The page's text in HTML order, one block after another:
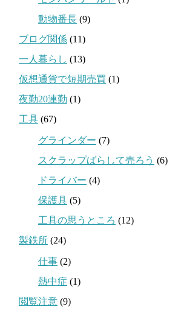
動物番長 (9)
ブログ関係 (11)
一人暮らし (13)
仮想通貨で短期売買 (1)
夜勤20連勤 (1)
工具 (67)
グラインダー (7)
スクラップばらして売ろう (6)
ドライバー (4)
保護具 (5)
工具の思うところ (12)
製鉄所 (24)
仕事 (2)
熱中症 (1)
閲覧注意 (9)